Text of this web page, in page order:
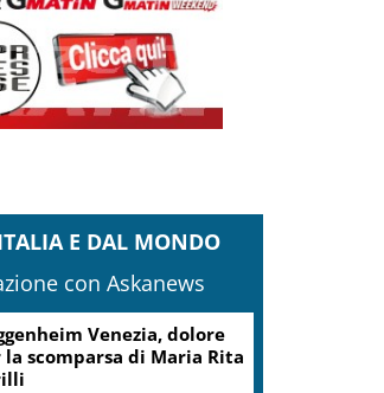
E DAL MONDO
con Askanews
Venezia, dolore
la scomparsa di Maria Rita